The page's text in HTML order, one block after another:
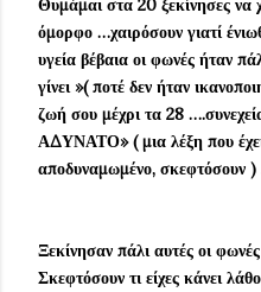
Θυμάμαι στα 20 ξεκίνησες να
όμορφο …χαιρόσουν γιατί
υγεία βέβαια οι φωνές ήταν
γίνει »( ποτέ δεν ήταν
ζωή σου μέχρι τα 28
ΑΔΥΝΑΤΟ» ( μια λέξη που
αποδυναμωμένο, σκεφτόσουν
Ξεκίνησαν πάλι αυτές οι
Σκεφτόσουν τι είχες κάνει